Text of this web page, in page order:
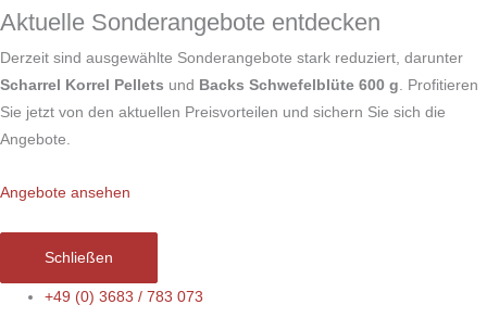
Aktuelle Sonderangebote entdecken
Derzeit sind ausgewählte Sonderangebote stark reduziert, darunter
Scharrel Korrel Pellets und Backs Schwefelblüte 600 g. Profitieren
Sie jetzt von den aktuellen Preisvorteilen und sichern Sie sich die
Angebote.
Angebote ansehen
Schließen
Zum
springen
+49 (0) 3683 / 783 073